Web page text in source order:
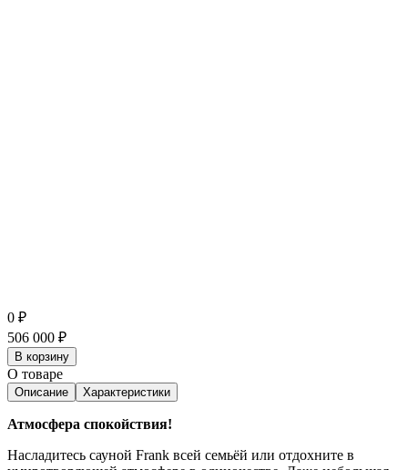
0 ₽
506 000 ₽
В корзину
О товаре
Описание Характеристики
Атмосфера спокойствия!
Насладитесь сауной Frank всей семьёй или отдохните в